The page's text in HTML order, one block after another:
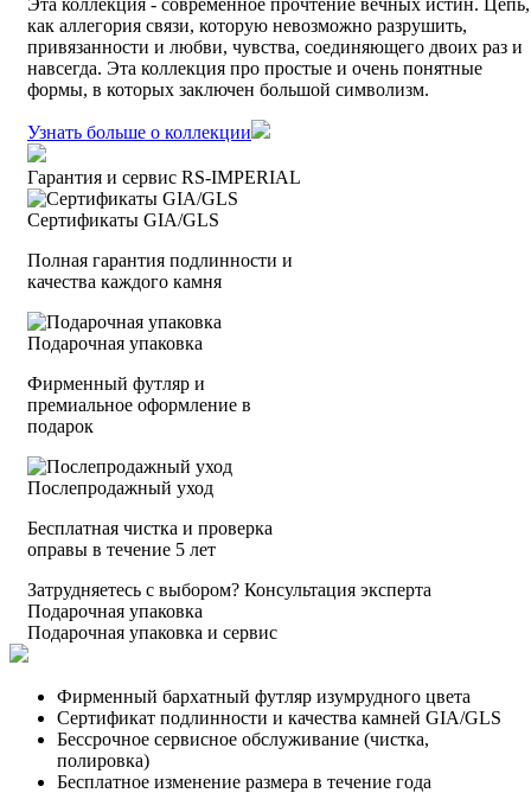
как аллегория связи, которую невозможно разрушить,
привязанности и любви, чувства, соединяющего двоих раз и
навсегда. Эта коллекция про простые и очень понятные
формы, в которых заключен большой символизм.
Узнать больше о коллекции
Гарантия и сервис RS‑IMPERIAL
Сертификаты GIA/GLS
Полная гарантия подлинности и
качества каждого камня
Подарочная упаковка
Фирменный футляр и
премиальное оформление в
подарок
Послепродажный уход
Бесплатная чистка и проверка
оправы в течение 5 лет
Затрудняетесь с выбором? Консультация эксперта
Подарочная упаковка
Подарочная упаковка и сервис
Фирменный бархатный футляр изумрудного цвета
Сертификат подлинности и качества камней GIA/GLS
Бессрочное сервисное обслуживание (чистка,
полировка)
Бесплатное изменение размера в течение года